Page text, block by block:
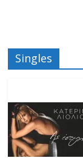
Singles